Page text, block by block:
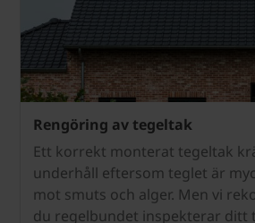
Rengöring av tegeltak
Ett korrekt monterat tegeltak
underhåll eftersom teglet är
mot smuts och alger. Men vi
du regelbundet inspekterar ditt